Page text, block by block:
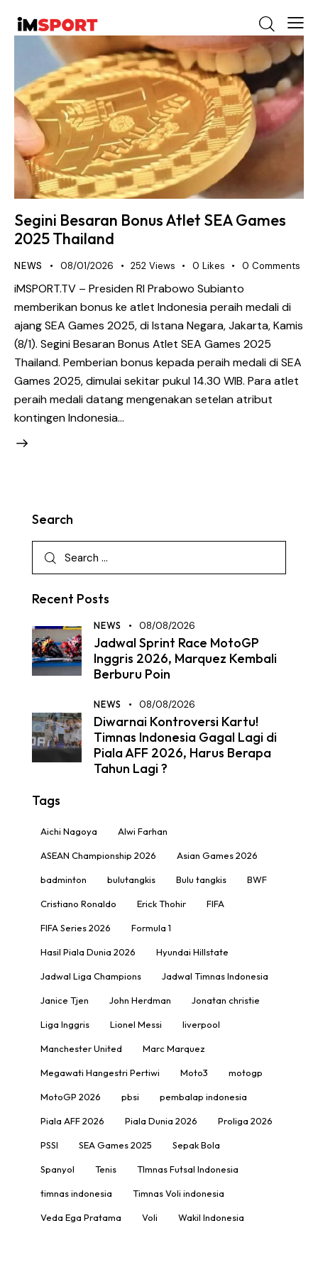
Segini Besaran Bonus Atlet SEA Games
2025 Thailand
NEWS 08/01/2026 252 Views 0 Likes 0 Comments
iMSPORT.TV – Presiden RI Prabowo Subianto
memberikan bonus ke atlet Indonesia peraih medali di
ajang SEA Games 2025, di Istana Negara, Jakarta, Kamis
(8/1). Segini Besaran Bonus Atlet SEA Games 2025
Thailand. Pemberian bonus kepada peraih medali di SEA
Games 2025, dimulai sekitar pukul 14.30 WIB. Para atlet
peraih medali datang mengenakan setelan atribut
kontingen Indonesia…
Search
Recent Posts
NEWS 08/08/2026
Jadwal Sprint Race MotoGP
Inggris 2026, Marquez Kembali
Berburu Poin
NEWS 08/08/2026
Diwarnai Kontroversi Kartu!
Timnas Indonesia Gagal Lagi di
Piala AFF 2026, Harus Berapa
Tahun Lagi ?
Tags
Aichi Nagoya Alwi Farhan
ASEAN Championship 2026 Asian Games 2026
badminton bulutangkis Bulu tangkis BWF
Cristiano Ronaldo Erick Thohir FIFA
FIFA Series 2026 Formula 1
Hasil Piala Dunia 2026 Hyundai Hillstate
Jadwal Liga Champions Jadwal Timnas Indonesia
Janice Tjen John Herdman Jonatan christie
Liga Inggris Lionel Messi liverpool
Manchester United Marc Marquez
Megawati Hangestri Pertiwi Moto3 motogp
MotoGP 2026 pbsi pembalap indonesia
Piala AFF 2026 Piala Dunia 2026 Proliga 2026
PSSI SEA Games 2025 Sepak Bola
Spanyol Tenis TImnas Futsal Indonesia
timnas indonesia Timnas Voli indonesia
Veda Ega Pratama Voli Wakil Indonesia